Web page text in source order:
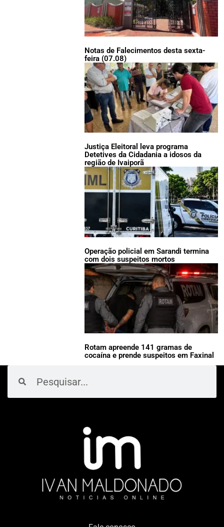
Notas de Falecimentos desta sexta-
feira (07.08)
Justiça Eleitoral leva programa
Detetives da Cidadania a idosos da
região de Ivaiporã
Operação policial em Sarandi termina
com dois suspeitos mortos
Rotam apreende 141 gramas de
cocaína e prende suspeitos em Faxinal